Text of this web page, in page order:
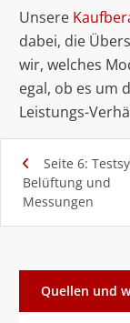
Unsere
dabei, die
wir, welches
egal, ob es um
Leistungs-
Seite 6:
Belüftung und
Messungen
Quellen und